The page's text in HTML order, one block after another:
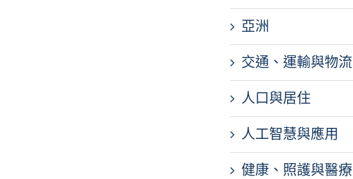
亞洲
交通、運輸與物流
人口與居住
人工智慧與應用
健康、照護與醫療